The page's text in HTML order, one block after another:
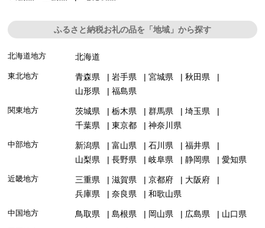
ふるさと納税お礼の品を「地域」から探す
北海道地方 北海道
東北地方 青森県 岩手県 宮城県
秋田県
山形県
福島県
関東地方 茨城県 栃木県 群馬県
埼玉県
千葉県
東京都 神奈川県
中部地方 新潟県 富山県 石川県
福井県
山梨県
長野県 岐阜県 静岡県 愛知県
近畿地方 三重県 滋賀県 京都府
大阪府
兵庫県
奈良県 和歌山県
中国地方 鳥取県 島根県 岡山県 広島県 山口県